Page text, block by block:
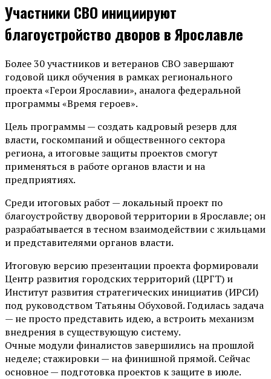
Участники СВО инициируют
благоустройство дворов в Ярославле
Более 30 участников и ветеранов СВО завершают
годовой цикл обучения в рамках регионального
проекта «Герои Ярославии», аналога федеральной
программы «Время героев».
Цель программы — создать кадровый резерв для
власти, госкомпаний и общественного сектора
региона, а итоговые защиты проектов смогут
применяться в работе органов власти и на
предприятиях.
Среди итоговых работ — локальный проект по
благоустройству дворовой территории в Ярославле; он
разрабатывается в тесном взаимодействии с жильцами
и представителями органов власти.
Итоговую версию презентации проекта формировали
Центр развития городских территорий (ЦРГТ) и
Институт развития стратегических инициатив (ИРСИ)
под руководством Татьяны Обуховой. Годилась задача
— не просто представить идею, а встроить механизм
внедрения в существующую систему.
Очные модули финалистов завершились на прошлой
неделе; стажировки — на финишной прямой. Сейчас
основное — подготовка проектов к защите в июле.